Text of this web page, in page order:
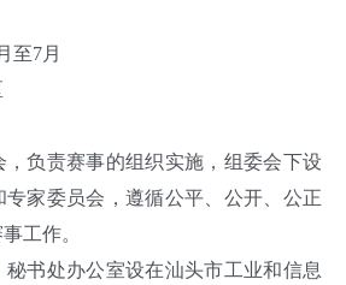
7月
负责赛事的组织实施，组委会下设
家委员会，遵循公平、公开、公正
工作。
处办公室设在汕头市工业和信息